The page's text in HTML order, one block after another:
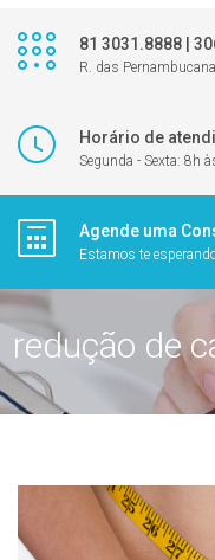
81 3031.8888 |
R. das
Horário de
Segunda - Sexta: 8h
Agende uma
Estamos te
redução de